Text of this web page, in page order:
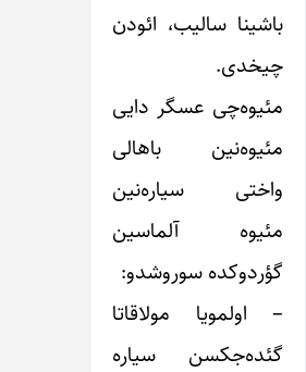
باشینا سالیب، ائودن
چیخدی.
مئیوه‌چی عسگر دایی
مئیوه‌نین باهالی
واختی سیاره‌نین
مئیوه آلماسین
گؤردوکده سوروشدو:
– اولمویا مولاقاتا
گئده‌جکسن سیاره